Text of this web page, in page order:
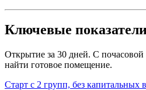
Ключевые
Открытие за 30 дней. С
найти готовое помещение.
Старт с 2 групп, без